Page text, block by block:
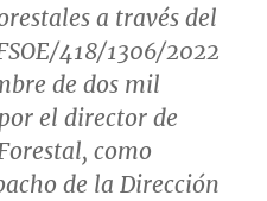
a través del
418/1306/2022
de dos mil
el director de
como
de la Dirección